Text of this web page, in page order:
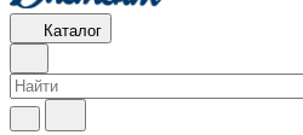
Каталог